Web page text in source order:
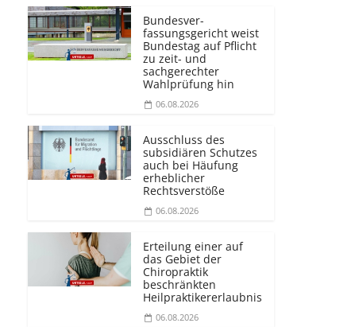
Bundesver­
fassungsgericht weist
Bundestag auf Pflicht
zu zeit- und
sachgerechter
Wahlprüfung hin
06.08.2026
Ausschluss des
subsidiären Schutzes
auch bei Häufung
erheblicher
Rechtsverstöße
06.08.2026
Erteilung einer auf
das Gebiet der
Chiropraktik
beschränkten
Heilprakti­kererlaubnis
06.08.2026